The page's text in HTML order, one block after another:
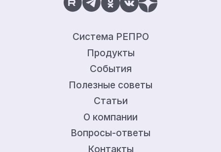
Система РЕПРО
Продукты
События
Полезные советы
Статьи
О компании
Вопросы-ответы
Контакты